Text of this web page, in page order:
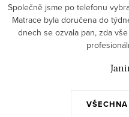
Společně jsme po telefonu
Matrace byla doručena do
dnech se ozvala pan, zda